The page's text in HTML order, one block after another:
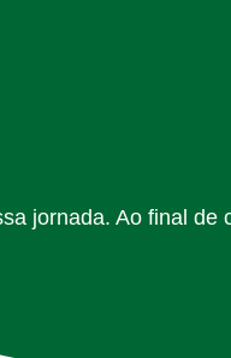
jornada. Ao final